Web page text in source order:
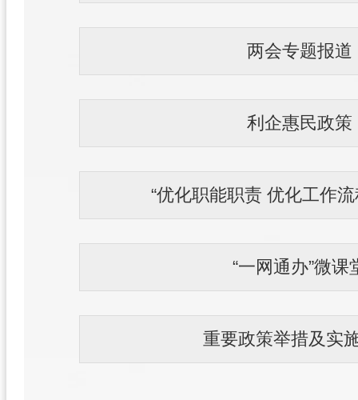
两会专题报道
利企惠民政策
“优化职能职责 优化工作
“一网通办”微课
重要政策举措及实